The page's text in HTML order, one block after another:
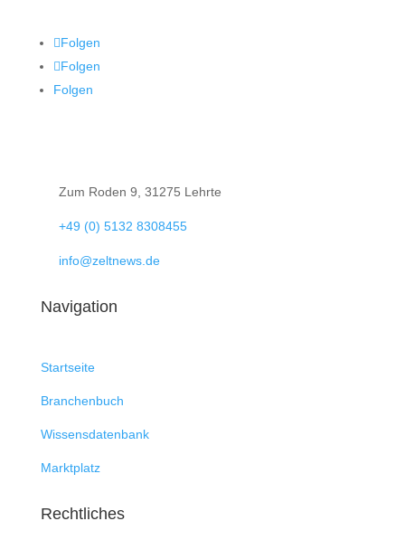
Folgen
Folgen
Folgen
Zum Roden 9, 31275 Lehrte
+49 (0) 5132 8308455
info@zeltnews.de
Navigation
Startseite
Branchenbuch
Wissensdatenbank
Marktplatz
Rechtliches